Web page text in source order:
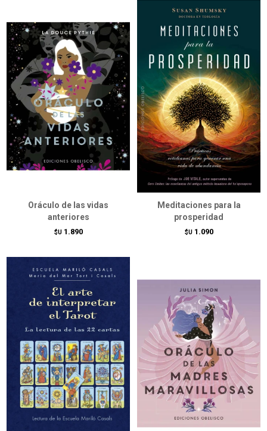
Oráculo de las vidas
anteriores
$U 1.890
Meditaciones para la
prosperidad
$U 1.090